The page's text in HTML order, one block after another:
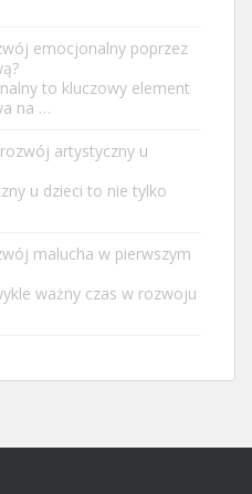
emocjonalny poprzez
to kluczowy element
na …
rozwój artystyczny u
u dzieci to nie tylko
malucha w pierwszym
ważny czas w rozwoju